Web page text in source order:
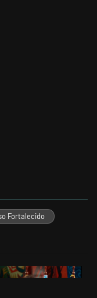
Fortalecido
dio media sanción
de tendencia con el